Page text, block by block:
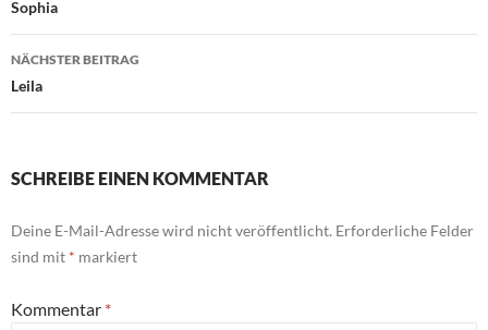
Sophia
NÄCHSTER BEITRAG
Leila
SCHREIBE EINEN KOMMENTAR
Deine E-Mail-Adresse wird nicht veröffentlicht. Erforderliche Felder
sind mit * markiert
Kommentar *